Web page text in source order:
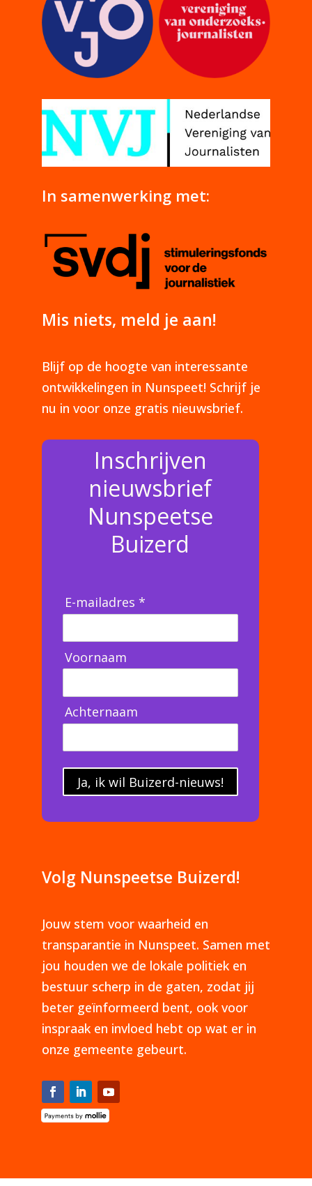
In samenwerking met:
Mis niets, meld je aan!
Blijf op de hoogte van interessante
ontwikkelingen in Nunspeet! Schrijf je
nu in voor onze gratis nieuwsbrief.
Inschrijven
nieuwsbrief
Nunspeetse
Buizerd
E-mailadres *
Voornaam
Achternaam
Ja, ik wil Buizerd-nieuws!
Volg Nunspeetse Buizerd!
Jouw stem voor waarheid en
transparantie in Nunspeet. Samen met
jou houden we de lokale politiek en
bestuur scherp in de gaten, zodat jij
beter geïnformeerd bent, ook voor
inspraak en invloed hebt op wat er in
onze gemeente gebeurt.